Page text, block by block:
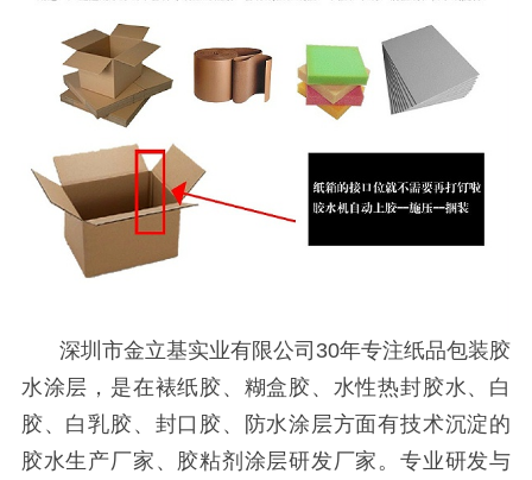
深圳市金立基实业有限公司 30年专注纸品包装胶
水涂层，是在裱纸胶、 糊盒胶、水性热封胶水、白
胶、白乳胶、封口胶、防水涂层方面有技术沉淀的
胶水生产厂家、胶粘剂涂层研发厂家。专业研发与